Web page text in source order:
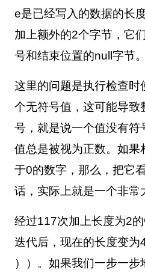
e是已经写入的数据的长
加上额外的2个字节，它
号和结束位置的null字节。
这里的问题是执行检查时
个无符号值，这可能导致
号，就是说一个值没有符
值总是被视为正数。如
于0的数字，那么，把它
话，实际上就是一个非常
经过117次加上长度为2
迭代后，现在的长度变为
））。如果我们一步一步